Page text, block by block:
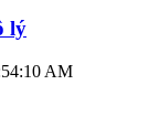
lý
AM